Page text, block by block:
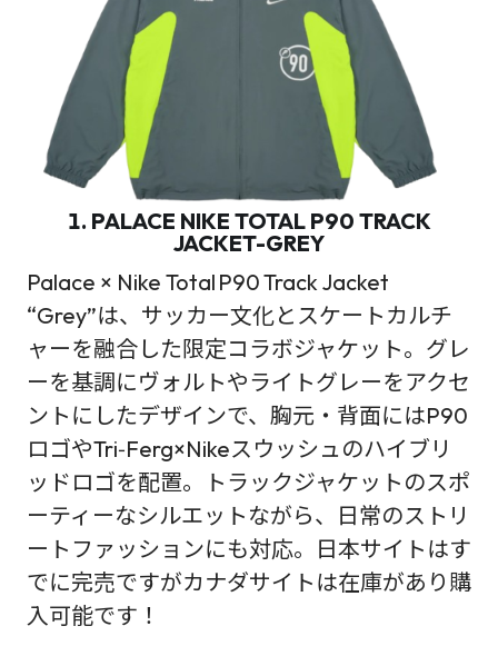
1. PALACE NIKE TOTAL P90 TRACK
JACKET-GREY
Palace × Nike Total P90 Track Jacket
“Grey”は、サッカー文化とスケートカルチ
ャーを融合した限定コラボジャケット。グレ
ーを基調にヴォルトやライトグレーをアクセ
ントにしたデザインで、胸元・背面にはP90
ロゴやTri‑Ferg×Nikeスウッシュのハイブリ
ッドロゴを配置。トラックジャケットのスポ
ーティーなシルエットながら、日常のストリ
ートファッションにも対応。日本サイトはす
でに完売ですがカナダサイトは在庫があり購
入可能です！